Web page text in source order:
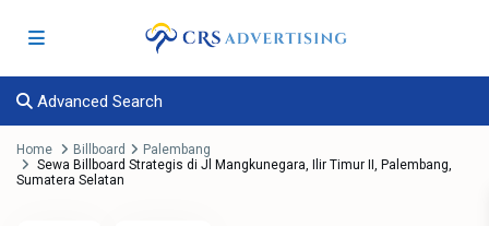
Advanced Search
Home Billboard
Palembang
Sewa Billboard Strategis di Jl Mangkunegara, Ilir Timur II, Palembang,
Sumatera Selatan